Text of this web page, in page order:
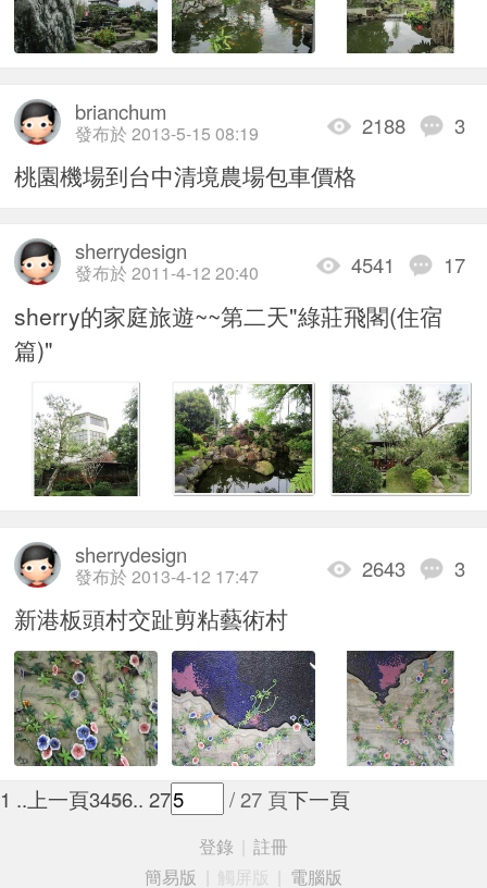
2188 3
brianchum
發布於 2013-5-15 08:19
桃園機場到台中清境農場包車價格
4541 17
sherrydesign
發布於 2011-4-12 20:40
sherry的家庭旅遊~~第二天"綠莊飛閣(住宿
篇)"
2643 3
sherrydesign
發布於 2013-4-12 17:47
新港板頭村交趾剪粘藝術村
1 .. 上一頁3456.. 27 / 27 頁下一頁
登錄
註冊
簡易版
觸屏版 電腦版